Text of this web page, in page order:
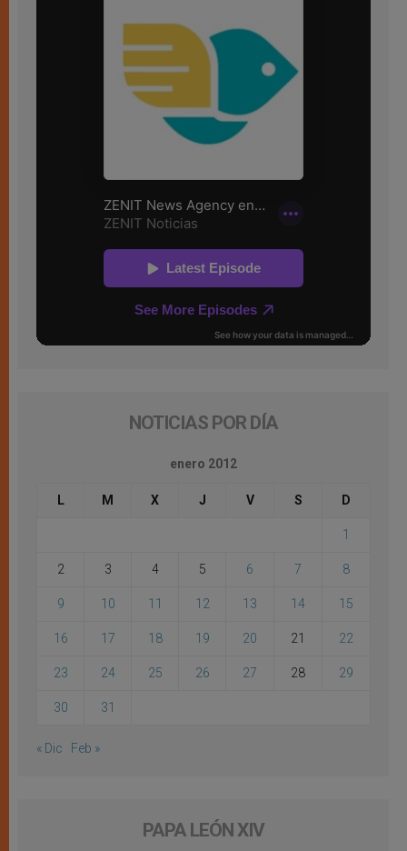
NOTICIAS POR DÍA
enero 2012
L M X J V S D
1
2 3 4 5 6 7 8
9 10 11 12 13 14 15
16 17 18 19 20 21 22
23 24 25 26 27 28 29
30 31
« Dic Feb »
PAPA LEÓN XIV